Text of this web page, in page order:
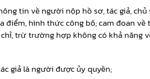
tin về người nộp hồ sơ, tác giả,
hình thức công bố; cam đoan
trừ trường hợp không có khả năng
giả là người được ủy quyền;